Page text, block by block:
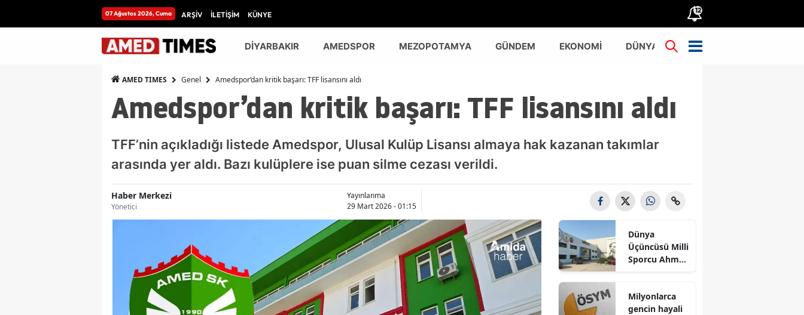
07 Ağustos 2026, Cuma ARŞİV İLETİŞİM KÜNYE 12
DİYARBAKIR AMEDSPOR MEZOPOTAMYA GÜNDEM EKONOMİ DÜNYA TÜRKİYE
AMED TIMES Genel Amedspor’dan kritik başarı: TFF lisansını aldı
Amedspor’dan kritik başarı: TFF lisansını aldı
TFF’nin açıkladığı listede Amedspor, Ulusal Kulüp Lisansı almaya hak kazanan takımlar
arasında yer aldı. Bazı kulüplere ise puan silme cezası verildi.
Haber Merkezi
Yönetici
Yayınlanma
29 Mart 2026 - 01:15
Dünya
Üçüncüsü Milli
Sporcu Ahmet
Milyonlarca
gencin hayali